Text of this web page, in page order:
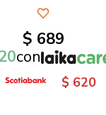
$ 689
con
$ 620